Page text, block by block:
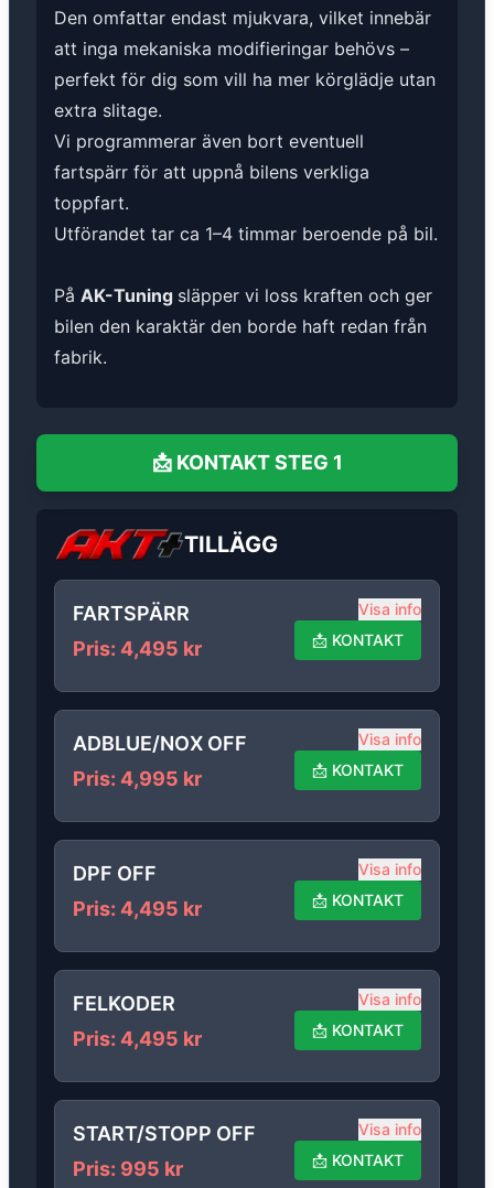
Den omfattar endast mjukvara, vilket innebär
att inga mekaniska modifieringar behövs –
perfekt för dig som vill ha mer körglädje utan
extra slitage.
Vi programmerar även bort eventuell
fartspärr för att uppnå bilens verkliga
toppfart.
Utförandet tar ca 1–4 timmar beroende på bil.
På AK-Tuning släpper vi loss kraften och ger
bilen den karaktär den borde haft redan från
fabrik.
📩 KONTAKT STEG 1
TILLÄGG
FARTSPÄRR
Pris: 4,495 kr
Visa info
📩 KONTAKT
ADBLUE/NOX OFF
Pris: 4,995 kr
Visa info
📩 KONTAKT
DPF OFF
Pris: 4,495 kr
Visa info
📩 KONTAKT
FELKODER
Pris: 4,495 kr
Visa info
📩 KONTAKT
START/STOPP OFF
Pris: 995 kr
Visa info
📩 KONTAKT